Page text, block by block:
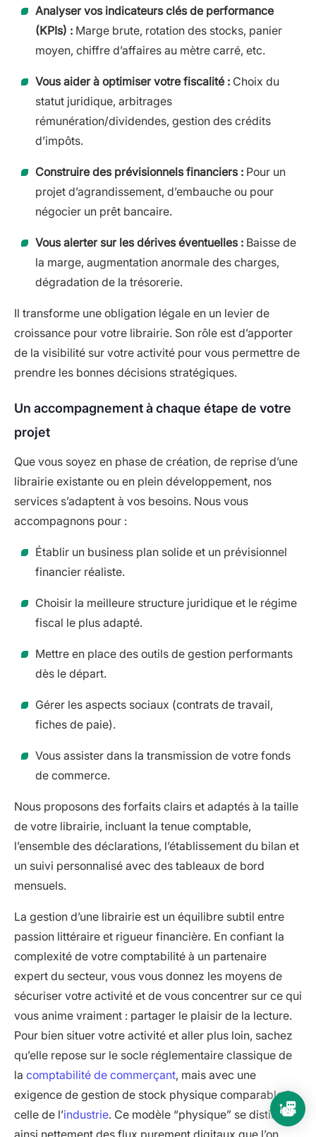
Analyser vos indicateurs clés de performance
(KPIs) : Marge brute, rotation des stocks, panier
moyen, chiffre d’affaires au mètre carré, etc.
Vous aider à optimiser votre fiscalité : Choix du
statut juridique, arbitrages
rémunération/dividendes, gestion des crédits
d’impôts.
Construire des prévisionnels financiers : Pour un
projet d’agrandissement, d’embauche ou pour
négocier un prêt bancaire.
Vous alerter sur les dérives éventuelles : Baisse de
la marge, augmentation anormale des charges,
dégradation de la trésorerie.
Il transforme une obligation légale en un levier de
croissance pour votre librairie. Son rôle est d’apporter
de la visibilité sur votre activité pour vous permettre de
prendre les bonnes décisions stratégiques.
Un accompagnement à chaque étape de votre
projet
Que vous soyez en phase de création, de reprise d’une
librairie existante ou en plein développement, nos
services s’adaptent à vos besoins. Nous vous
accompagnons pour :
Établir un business plan solide et un prévisionnel
financier réaliste.
Choisir la meilleure structure juridique et le régime
fiscal le plus adapté.
Mettre en place des outils de gestion performants
dès le départ.
Gérer les aspects sociaux (contrats de travail,
fiches de paie).
Vous assister dans la transmission de votre fonds
de commerce.
Nous proposons des forfaits clairs et adaptés à la taille
de votre librairie, incluant la tenue comptable,
l’ensemble des déclarations, l’établissement du bilan et
un suivi personnalisé avec des tableaux de bord
mensuels.
La gestion d’une librairie est un équilibre subtil entre
passion littéraire et rigueur financière. En confiant la
complexité de votre comptabilité à un partenaire
expert du secteur, vous vous donnez les moyens de
sécuriser votre activité et de vous concentrer sur ce qui
vous anime vraiment : partager le plaisir de la lecture.
Pour bien situer votre activité et aller plus loin, sachez
qu’elle repose sur le socle réglementaire classique de
la comptabilité de commerçant, mais avec une
exigence de gestion de stock physique comparable à
celle de l’industrie. Ce modèle “physique” se distingue